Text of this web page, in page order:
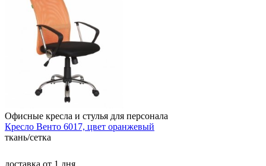
Офисные кресла и стулья для персонала
Кресло Венто 6017, цвет оранжевый
ткань/сетка
доставка от 1 дня